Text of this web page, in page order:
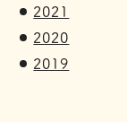
2021
2020
2019